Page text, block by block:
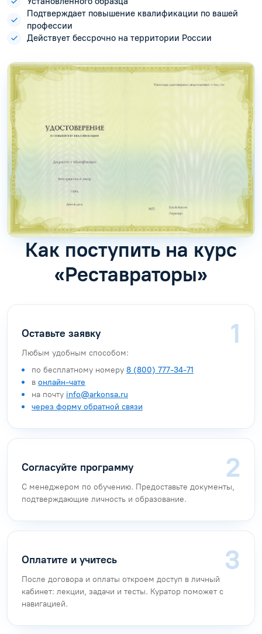
Подтверждает повышение квалификации по вашей
профессии
Действует бессрочно на территории России
Как поступить на курс
«Реставраторы»
Оставьте заявку
Любым удобным способом:
по бесплатному номеру 8 (800) 777-34-71
в онлайн-чате
на почту info@arkonsa.ru
через форму обратной связи
Согласуйте программу
С менеджером по обучению. Предоставьте документы,
подтверждающие личность и образование.
Оплатите и учитесь
После договора и оплаты откроем доступ в личный
кабинет: лекции, задачи и тесты. Куратор поможет с
навигацией.